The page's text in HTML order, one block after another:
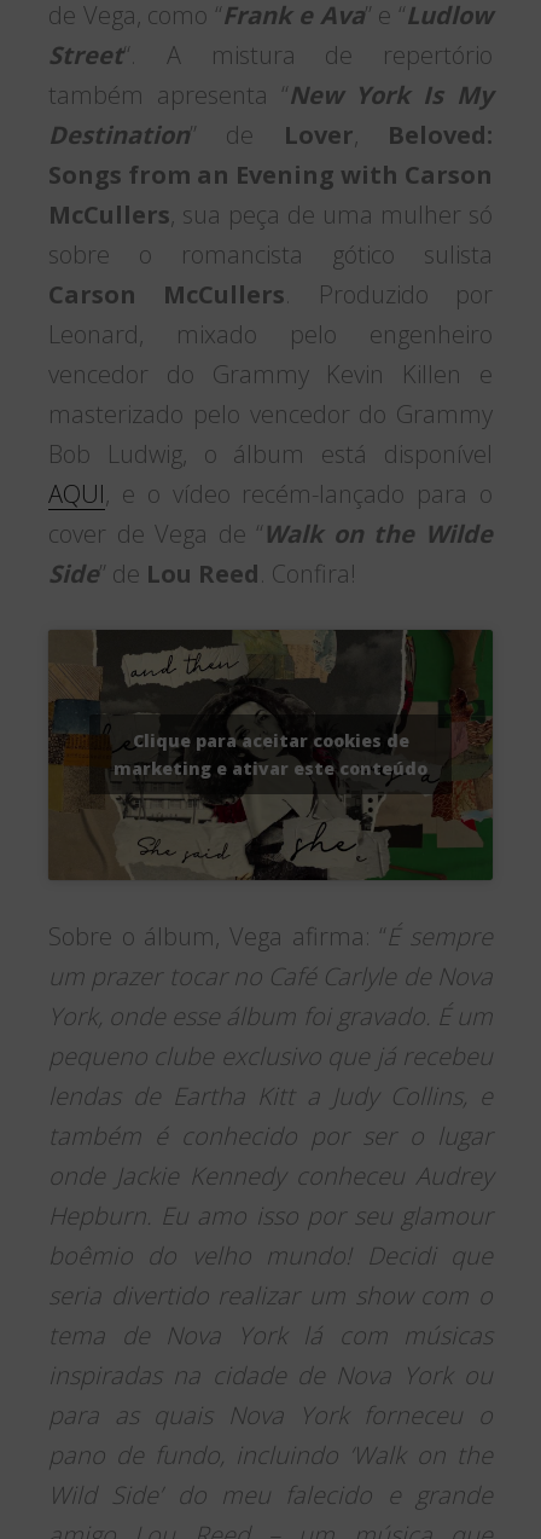
de Vega, como “Frank e Ava” e “Ludlow
Street“. A mistura de repertório
também apresenta “New York Is My
Destination” de Lover, Beloved:
Songs from an Evening with Carson
McCullers, sua peça de uma mulher só
sobre o romancista gótico sulista
Carson McCullers. Produzido por
Leonard, mixado pelo engenheiro
vencedor do Grammy Kevin Killen e
masterizado pelo vencedor do Grammy
Bob Ludwig, o álbum está disponível
AQUI, e o vídeo recém-lançado para o
cover de Vega de “Walk on the Wilde
Side” de Lou Reed. Confira!
Clique para aceitar cookies de
marketing e ativar este conteúdo
Sobre o álbum, Vega afirma: “É sempre
um prazer tocar no Café Carlyle de Nova
York, onde esse álbum foi gravado. É um
pequeno clube exclusivo que já recebeu
lendas de Eartha Kitt a Judy Collins, e
também é conhecido por ser o lugar
onde Jackie Kennedy conheceu Audrey
Hepburn. Eu amo isso por seu glamour
boêmio do velho mundo! Decidi que
seria divertido realizar um show com o
tema de Nova York lá com músicas
inspiradas na cidade de Nova York ou
para as quais Nova York forneceu o
pano de fundo, incluindo ‘Walk on the
Wild Side’ do meu falecido e grande